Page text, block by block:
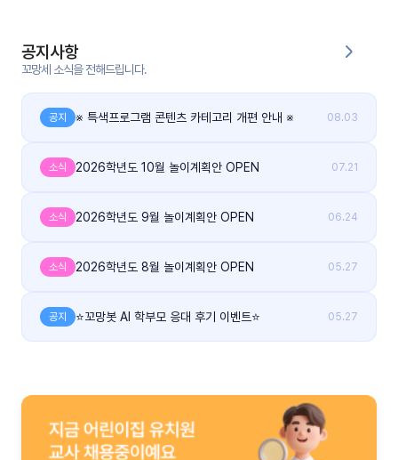
그
공지사항
꼬망세 소식을 전해드립니다.
공지 ※ 특색프로그램 콘텐츠 카테고리 개편 안내 ※ 08.03
소식 2026학년도 10월 놀이계획안 OPEN 07.21
소식 2026학년도 9월 놀이계획안 OPEN 06.24
소식 2026학년도 8월 놀이계획안 OPEN 05.27
공지 ⭐꼬망봇 AI 학부모 응대 후기 이벤트⭐ 05.27